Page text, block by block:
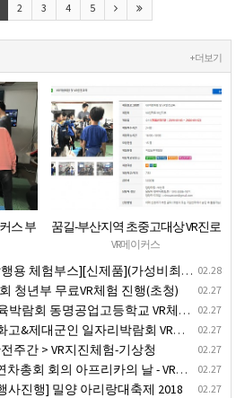
2 3 4 5
+ 더보기
스 부
스
꿈길-부산지역 초중고대상 VR진로
직업체험 + VR안전교육 프로그램
운영공고
VR메이커스
02.28
성비최고) 1PC 2VR 일체형행사부스 세트(1부스-2인 따로 게임진행)
02.27
청년부 무료VR체험 진행(초청)
02.27
람회 동명공업고등학교 VR체험존
02.27
일자리박람회 VR체험부스운영(18.10.17)-VR행사
02.27
주간 > VR지진체험-기상청
02.27
회 회의 아프리카의 날 - VR부스설치
02.27
사진행] 밀양 아리랑대축제 2018